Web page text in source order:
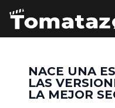
NACE UNA
LAS
LA MEJOR